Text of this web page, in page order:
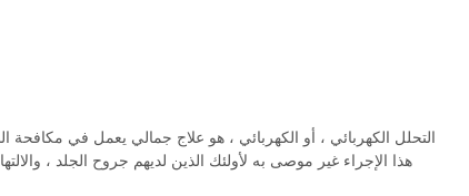
التحلل الكهربائي ، أو الكهربائي ، هو علاج جمالي يعمل في مكافحة
هذا الإجراء غير موصى به لأولئك الذين لديهم جروح الجلد ،